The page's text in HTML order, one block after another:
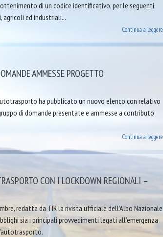
di un codice identificativo, per le seguenti
ed industriali...
Continua a leggere
AMMESSE PROGETTO
ha pubblicato un nuovo elenco con relativo
di domande presentate e ammesse a contributo
Continua a leggere
CON I LOCKDOWN REGIONALI –
redatta da TIR la rivista ufficiale dell’Albo Nazionale
sia i principali provvedimenti legati all’emergenza